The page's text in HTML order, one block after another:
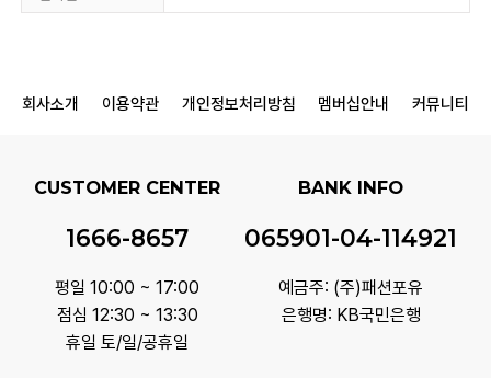
회사소개 이용약관 개인정보처리방침 멤버십안내 커뮤니티
CUSTOMER CENTER
1666-8657
평일 10:00 ~ 17:00
점심 12:30 ~ 13:30
휴일 토/일/공휴일
BANK INFO
065901-04-114921
예금주: (주)패션포유
은행명: KB국민은행